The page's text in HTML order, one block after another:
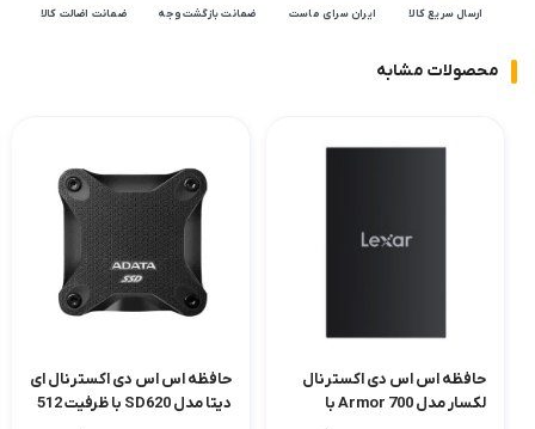
ارسال سریع کالا ایران سرای ماست ضمانت بازگشت وجه ضمانت اضالت کالا
محصولات مشابه
حافظه اس اس دی اکسترنال
لکسار مدل Armor 700 با
حافظه اس اس دی اکسترنال ای
دیتا مدل SD620 با ظرفیت 512